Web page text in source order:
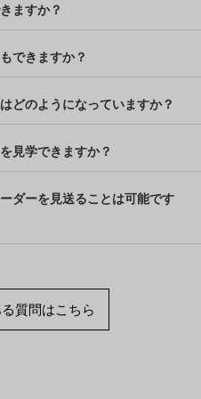
ますか？
できますか？
どのようになっていますか？
見学できますか？
ダーを見送ることは可能です
質問はこちら